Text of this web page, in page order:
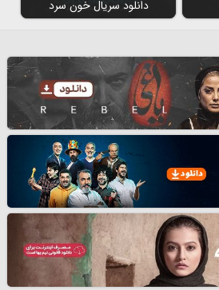
دانلود سریال خون سرد